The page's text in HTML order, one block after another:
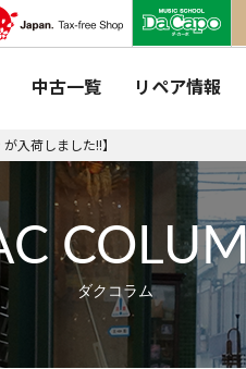
中古一覧 リペア情報
入荷しました!!】
ダクコラム